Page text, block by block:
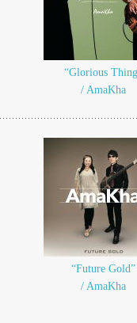
“Glorious
/ AmaKha
“Future Gold”
/ AmaKha